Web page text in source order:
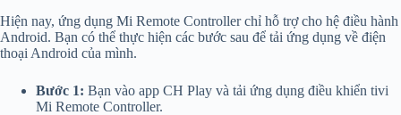
Hiện nay, ứng dụng Mi Remote Controller chỉ hỗ trợ cho hệ điều hành
Android. Bạn có thể thực hiện các bước sau để tải ứng dụng về điện
thoại Android của mình.
Bước 1: Bạn vào app CH Play và tải ứng dụng điều khiển tivi
Mi Remote Controller.